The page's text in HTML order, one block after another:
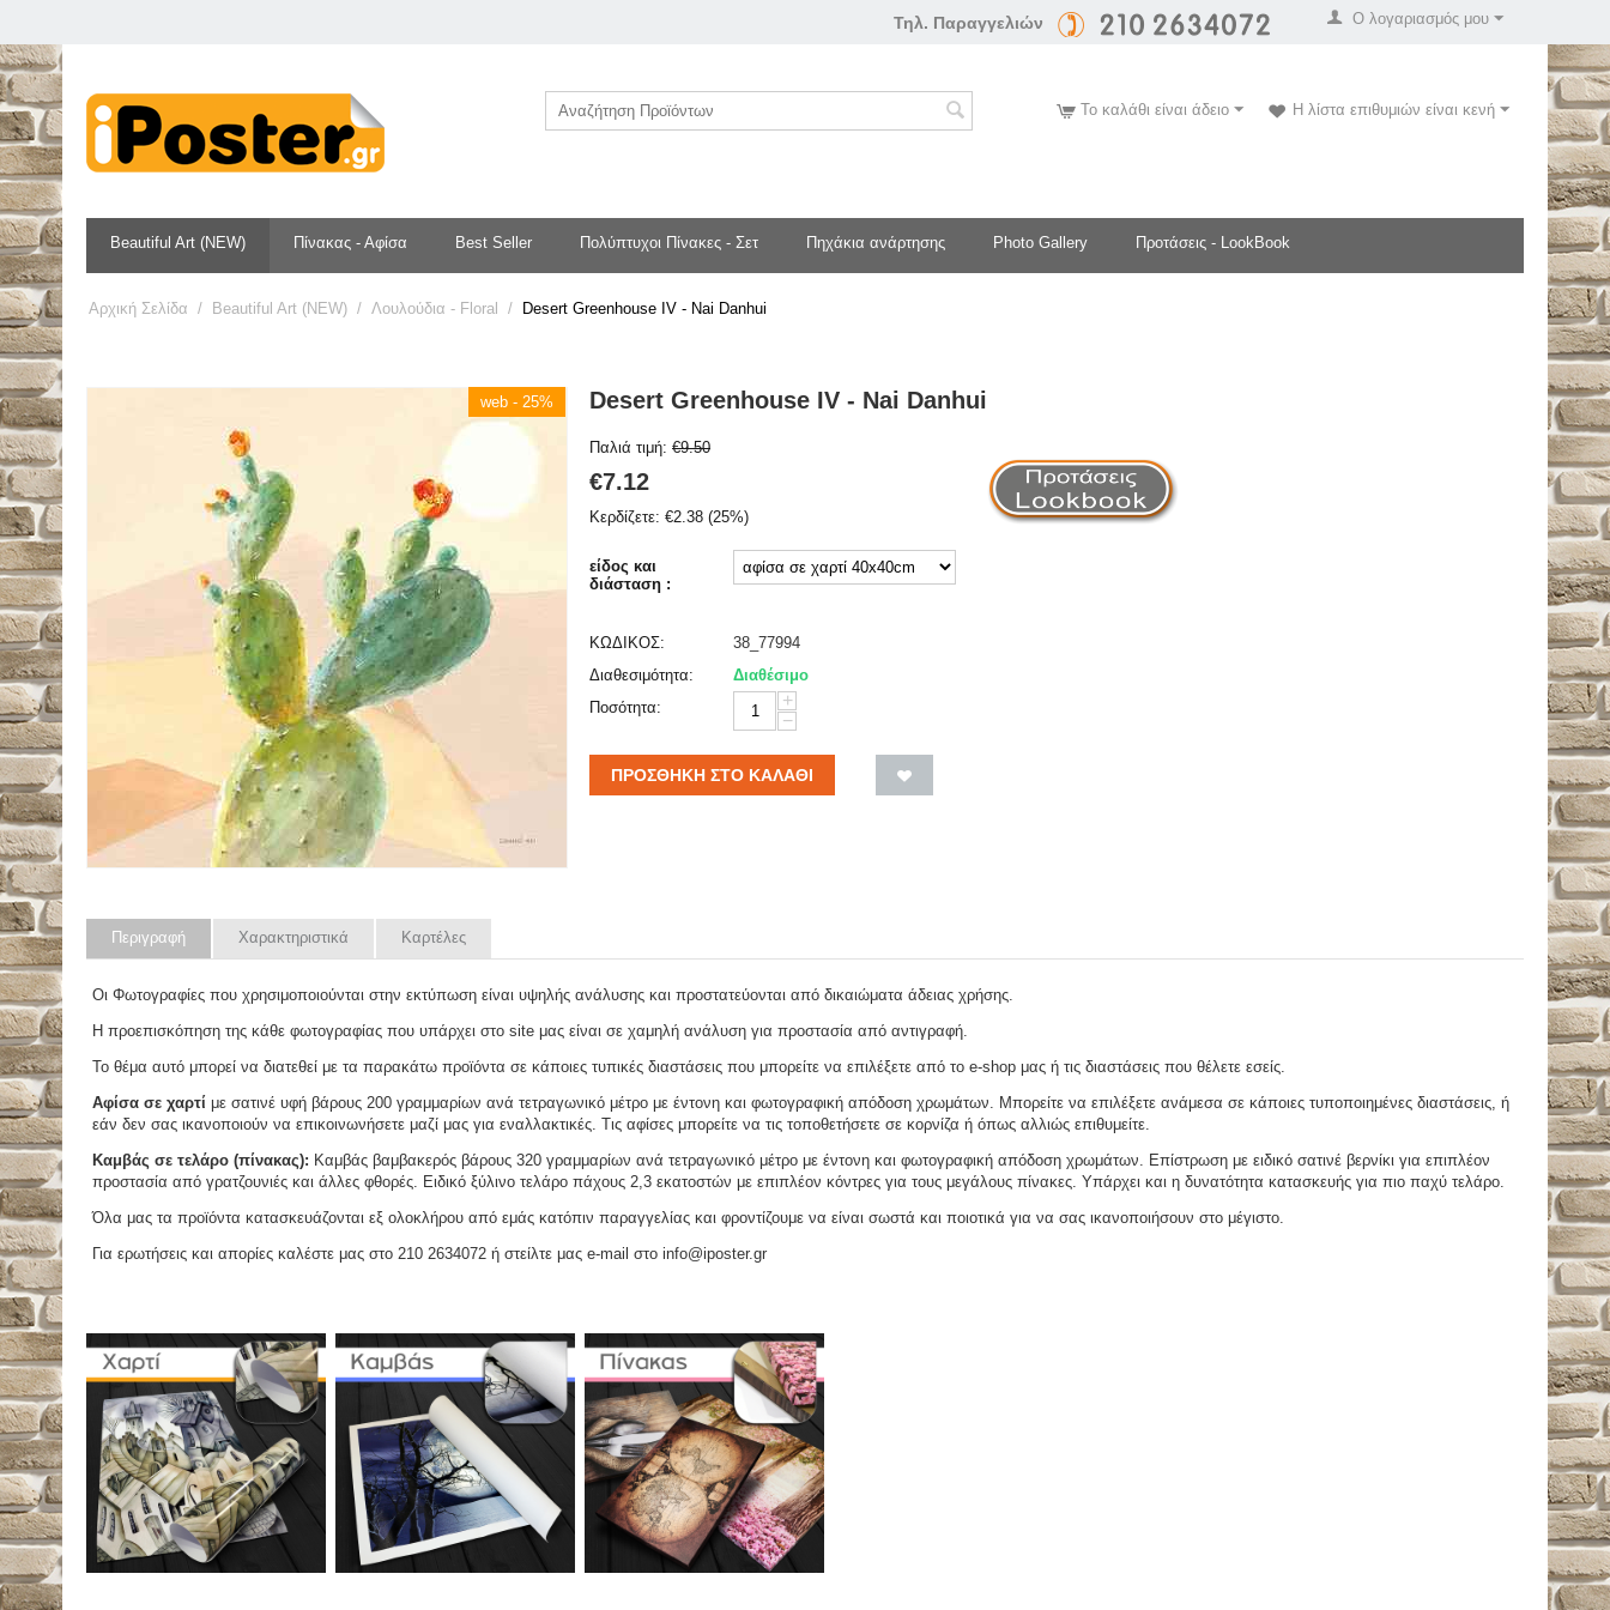
Ο λογαριασμός μου
Τηλ. Παραγγελιών
Η λίστα επιθυμιών είναι κενή
Το καλάθι είναι άδειο
Beautiful Art (NEW) Πίνακας - Αφίσα Best Seller Πολύπτυχοι Πίνακες - Σετ Πηχάκια ανάρτησης Photo Gallery Προτάσεις - LookBook
Αρχική Σελίδα / Beautiful Art (NEW) / Λουλούδια - Floral / Desert Greenhouse IV - Nai Danhui
web - 25% Desert Greenhouse IV - Nai Danhui
Παλιά τιμή: €9.50
€7.12
Κερδίζετε: €2.38 (25%)
είδος και
διάσταση :
ΚΩΔΙΚΟΣ:
38_77994
Διαθεσιμότητα:
Διαθέσιμο
Ποσότητα:
+
−
ΠΡΟΣΘΉΚΗ ΣΤΟ ΚΑΛΆΘΙ
Περιγραφή Χαρακτηριστικά Καρτέλες
Οι Φωτογραφίες που χρησιμοποιούνται στην εκτύπωση είναι υψηλής ανάλυσης και προστατεύονται από δικαιώματα άδειας χρήσης.
Η προεπισκόπηση της κάθε φωτογραφίας που υπάρχει στο site μας είναι σε χαμηλή ανάλυση για προστασία από αντιγραφή.
Το θέμα αυτό μπορεί να διατεθεί με τα παρακάτω προϊόντα σε κάποιες τυπικές διαστάσεις που μπορείτε να επιλέξετε από το e-shop μας ή τις διαστάσεις που θέλετε εσείς.
Αφίσα σε χαρτί με σατινέ υφή βάρους 200 γραμμαρίων ανά τετραγωνικό μέτρο με έντονη και φωτογραφική απόδοση χρωμάτων. Μπορείτε να επιλέξετε ανάμεσα σε κάποιες τυποποιημένες διαστάσεις, ή
εάν δεν σας ικανοποιούν να επικοινωνήσετε μαζί μας για εναλλακτικές. Τις αφίσες μπορείτε να τις τοποθετήσετε σε κορνίζα ή όπως αλλιώς επιθυμείτε.
Καμβάς σε τελάρο (πίνακας): Καμβάς βαμβακερός βάρους 320 γραμμαρίων ανά τετραγωνικό μέτρο με έντονη και φωτογραφική απόδοση χρωμάτων. Επίστρωση με ειδικό σατινέ βερνίκι για επιπλέον
προστασία από γρατζουνιές και άλλες φθορές. Ειδικό ξύλινο τελάρο πάχους 2,3 εκατοστών με επιπλέον κόντρες για τους μεγάλους πίνακες. Υπάρχει και η δυνατότητα κατασκευής για πιο παχύ τελάρο.
Όλα μας τα προϊόντα κατασκευάζονται εξ ολοκλήρου από εμάς κατόπιν παραγγελίας και φροντίζουμε να είναι σωστά και ποιοτικά για να σας ικανοποιήσουν στο μέγιστο.
Για ερωτήσεις και απορίες καλέστε μας στο 210 2634072 ή στείλτε μας e-mail στο info@iposter.gr